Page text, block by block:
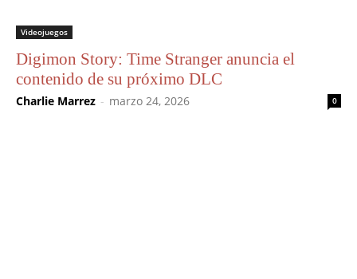
Videojuegos
Digimon Story: Time Stranger anuncia el
contenido de su próximo DLC
Charlie Marrez - marzo 24, 2026 0